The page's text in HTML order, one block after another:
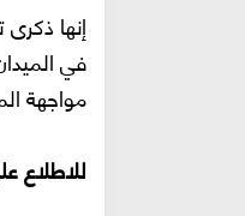
إنها
في
مواجهة
للاطلاع